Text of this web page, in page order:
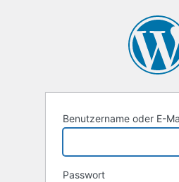
Benutzername oder E-
Passwort